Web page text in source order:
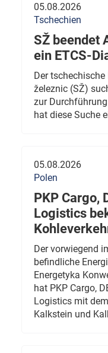
05.08.2026
Tschechien
SŽ beendet
ein ETCS-
Der
železnic (SŽ)
zur
hat diese Suche
05.08.2026
Polen
PKP Cargo,
Logistics
Der vorwiegend
befindliche
Energetyka
hat PKP Cargo,
Logistics mit
Kalkstein und